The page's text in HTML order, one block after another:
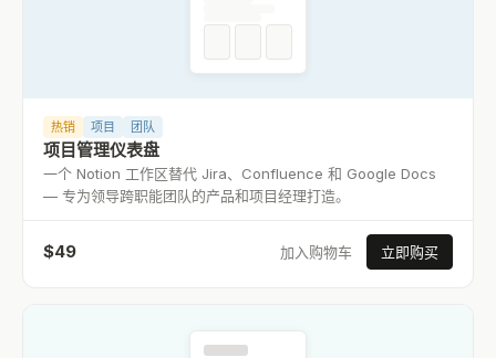
热销 项目 团队
项目管理仪表盘
一个 Notion 工作区替代 Jira、Confluence 和 Google Docs
— 专为领导跨职能团队的产品和项目经理打造。
$49 加入购物车 立即购买